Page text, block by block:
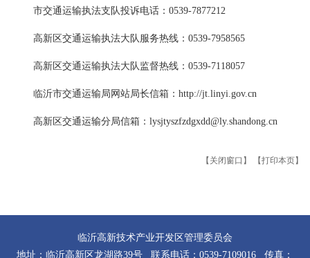
市交通运输执法支队投诉电话：0539-7877212
高新区交通运输执法大队服务热线：0539-7958565
高新区交通运输执法大队监督热线：0539-7118057
临沂市交通运输局网站局长信箱：http://jt.linyi.gov.cn
高新区交通运输分局信箱：lysjtyszfzdgxdd@ly.shandong.cn
【关闭窗口】 【打印本页】
临沂高新技术产业开发区管理委员会
地址：临沂高新区龙湖路39号 联系电话：0539-7109016 传真：